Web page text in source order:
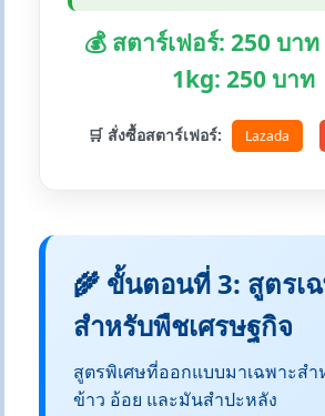
💰 สตาร์เฟอร์: 250 บา
1kg: 250 บาท
🛒 สั่งซื้อสตาร์เฟอร์: Lazada
🌾 ขั้นตอนที่ 3: สูตรเ
สำหรับพืชเศรษฐกิจ
สูตรพิเศษที่ออกแบบมาเฉพาะสำ
ข้าว อ้อย และมันสำปะหลัง